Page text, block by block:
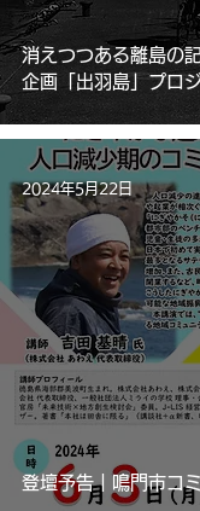
消えつつある離島の
企画「出羽島」プロ
登壇予告｜鳴門市コ
2024年5月22日